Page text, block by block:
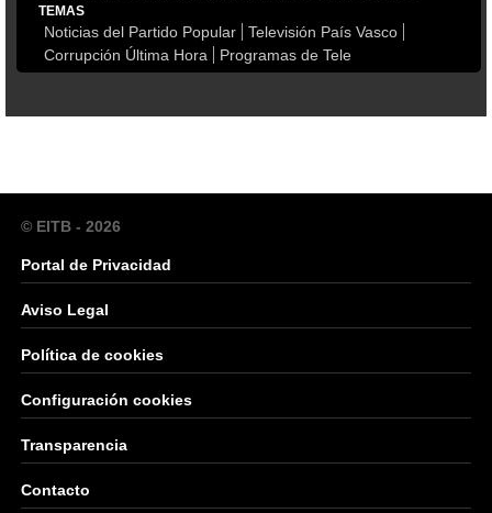
TEMAS
Noticias del Partido Popular
Televisión País Vasco
Corrupción Última Hora
Programas de Tele
© EITB - 2026
Portal de Privacidad
Aviso Legal
Política de cookies
Configuración cookies
Transparencia
Contacto